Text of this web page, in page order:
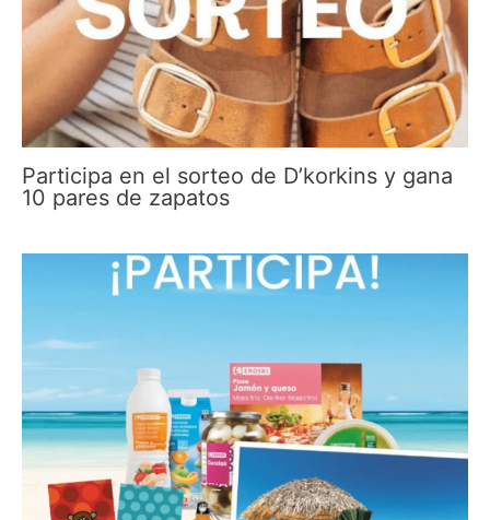
Participa en el sorteo de D’korkins y gana
10 pares de zapatos